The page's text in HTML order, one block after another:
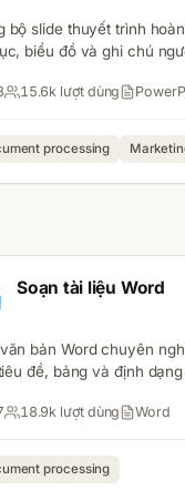
bộ slide thuyết trình
biểu đồ và ghi chú
15.6k lượt dùng
processing
Soạn tài liệu Word
bản Word chuyên
đề, bảng và định
18.9k lượt dùng Word
processing